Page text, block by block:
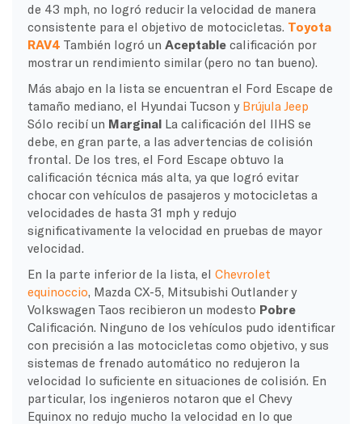
de 43 mph, no logró reducir la velocidad de manera
consistente para el objetivo de motocicletas. Toyota
RAV4 También logró un Aceptablecalificación por
mostrar un rendimiento similar (pero no tan bueno).
Más abajo en la lista se encuentran el Ford Escape de
tamaño mediano, el Hyundai Tucson y Brújula Jeep
Sólo recibí un MarginalLa calificación del IIHS se
debe, en gran parte, a las advertencias de colisión
frontal. De los tres, el Ford Escape obtuvo la
calificación técnica más alta, ya que logró evitar
chocar con vehículos de pasajeros y motocicletas a
velocidades de hasta 31 mph y redujo
significativamente la velocidad en pruebas de mayor
velocidad.
En la parte inferior de la lista, el Chevrolet
equinoccio , Mazda CX-5, Mitsubishi Outlander y
Volkswagen Taos recibieron un modesto Pobre
Calificación. Ninguno de los vehículos pudo identificar
con precisión a las motocicletas como objetivo, y sus
sistemas de frenado automático no redujeron la
velocidad lo suficiente en situaciones de colisión. En
particular, los ingenieros notaron que el Chevy
Equinox no redujo mucho la velocidad en lo que